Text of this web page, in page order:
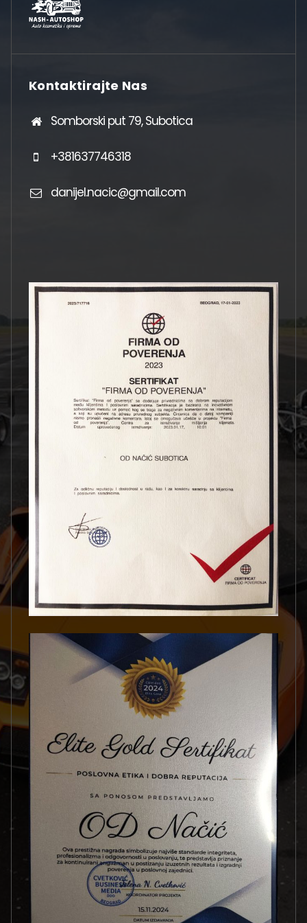
Kontaktirajte Nas
Somborski put 79, Subotica
+381637746318
danijel.nacic@gmail.com